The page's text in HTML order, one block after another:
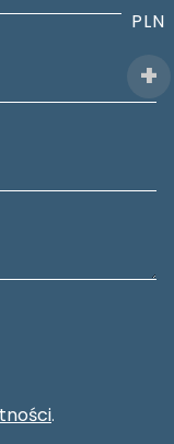
.
PLN